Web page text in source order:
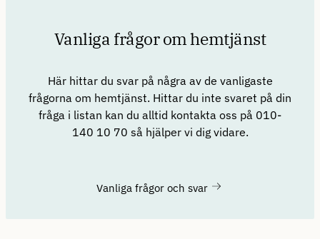
Vanliga frågor om hemtjänst
Här hittar du svar på några av de vanligaste
frågorna om hemtjänst. Hittar du inte svaret på din
fråga i listan kan du alltid kontakta oss på 010-
140 10 70 så hjälper vi dig vidare.
Vanliga frågor och svar